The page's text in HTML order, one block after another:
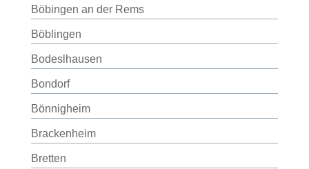
Böbingen an der Rems
Böblingen
Bodeslhausen
Bondorf
Bönnigheim
Brackenheim
Bretten